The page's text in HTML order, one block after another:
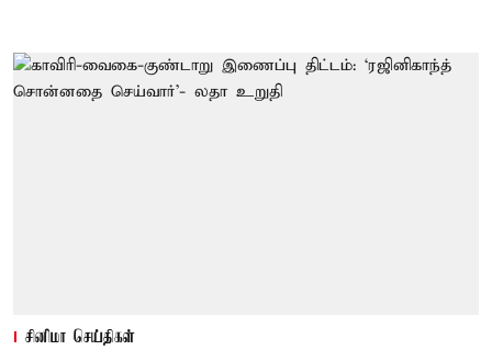
சினிமா செய்திகள்